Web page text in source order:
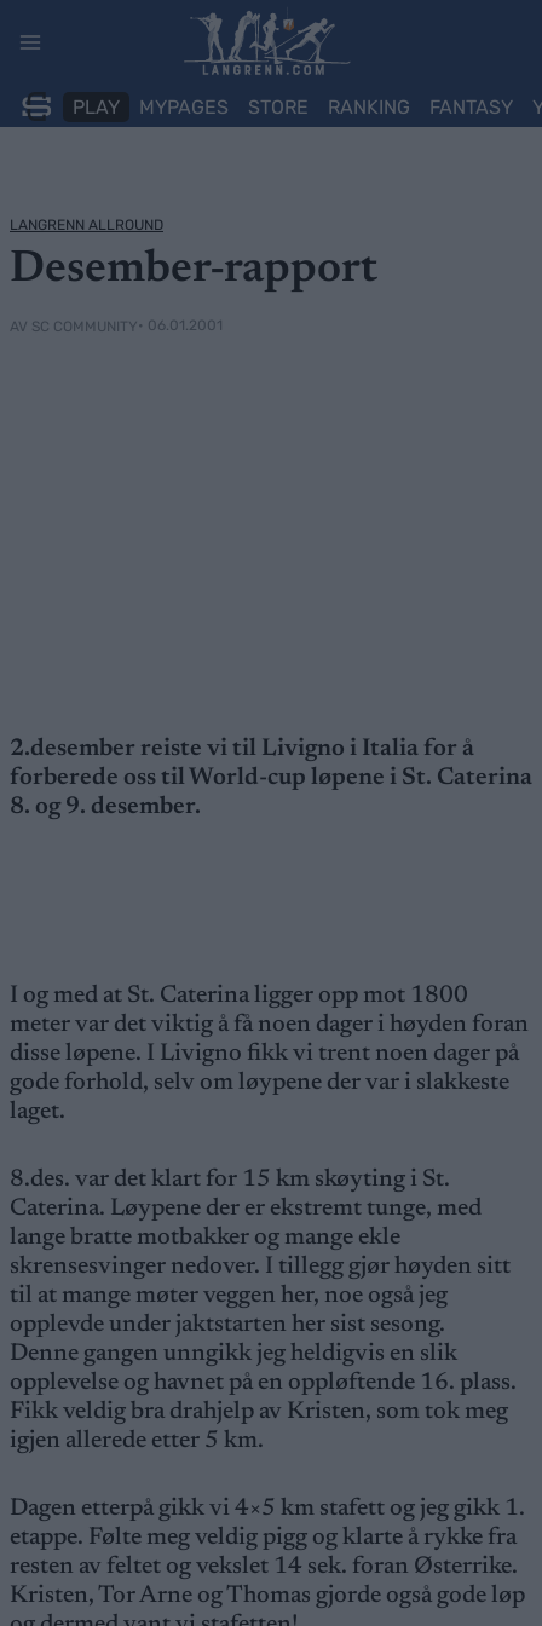
PLAY MYPAGES STORE RANKING FANTASY
LANGRENN ALLROUND
Desember-rapport
AV SC COMMUNITY• 06.01.2001
2.desember reiste vi til Livigno i Italia for å
forberede oss til World-cup løpene i St. Caterina
8. og 9. desember.
I og med at St. Caterina ligger opp mot 1800
meter var det viktig å få noen dager i høyden foran
disse løpene. I Livigno fikk vi trent noen dager på
gode forhold, selv om løypene der var i slakkeste
laget.
8.des. var det klart for 15 km skøyting i St.
Caterina. Løypene der er ekstremt tunge, med
lange bratte motbakker og mange ekle
skrensesvinger nedover. I tillegg gjør høyden sitt
til at mange møter veggen her, noe også jeg
opplevde under jaktstarten her sist sesong.
Denne gangen unngikk jeg heldigvis en slik
opplevelse og havnet på en oppløftende 16. plass.
Fikk veldig bra drahjelp av Kristen, som tok meg
igjen allerede etter 5 km.
Dagen etterpå gikk vi 4×5 km stafett og jeg gikk 1.
etappe. Følte meg veldig pigg og klarte å rykke fra
resten av feltet og vekslet 14 sek. foran Østerrike.
Kristen, Tor Arne og Thomas gjorde også gode løp